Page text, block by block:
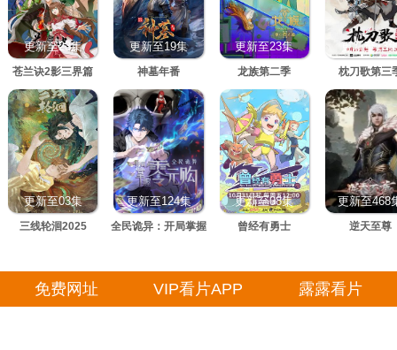
更新至23集
苍兰诀2影三界篇
更新至19集
神墓年番
更新至23集
龙族第二季
更新至13
枕刀歌第三
更新至03集
三线轮洄2025
更新至124集
全民诡异：开局掌握
更新至08集
曾经有勇士
更新至468
逆天至尊
免费网址 VIP看片APP 露露看片